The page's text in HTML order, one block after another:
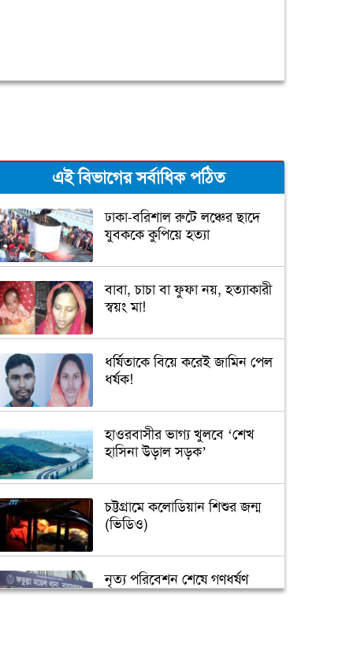
এই বিভাগের সর্বাধিক পঠিত
ঢাকা-বরিশাল রুটে লঞ্চের ছাদে
যুবককে কুপিয়ে হত্যা
বাবা, চাচা বা ফুফা নয়, হত্যাকারী
স্বয়ং মা!
ধর্ষিতাকে বিয়ে করেই জামিন পেল
ধর্ষক!
হাওরবাসীর ভাগ্য খুলবে ‘শেখ
হাসিনা উড়াল সড়ক’
চট্টগ্রামে কলোডিয়ান শিশুর জন্ম
(ভিডিও)
নৃত্য পরিবেশন শেষে গণধর্ষণ